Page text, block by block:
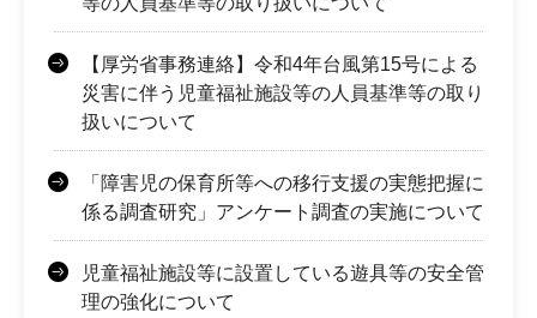
【厚労省事務連絡】令和4年台風第15号による
災害に伴う児童福祉施設等の人員基準等の取り
扱いについて
「障害児の保育所等への移行支援の実態把握に
係る調査研究」アンケート調査の実施について
児童福祉施設等に設置している遊具等の安全管
理の強化について